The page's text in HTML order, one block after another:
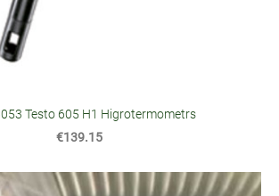
Testo 605 H1 Higrotermometrs
€139.15